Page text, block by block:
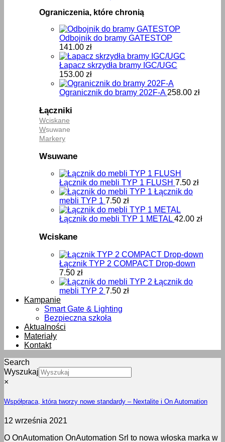
Ograniczenia, które chronią
Odbojnik do bramy GATESTOP
141.00 zł
Łapacz skrzydła bramy IGC/UGC
153.00 zł
Ogranicznik do bramy 202F-A 258.00 zł
Łączniki
Wciskane
Wsuwane
Markery
Wsuwane
Łącznik do mebli TYP 1 FLUSH 7.50 zł
Łącznik do
mebli TYP 1 7.50 zł
Łącznik do mebli TYP 1 METAL 42.00 zł
Wciskane
Łącznik TYP 2 COMPACT Drop-down
7.50 zł
Łącznik do
mebli TYP 2 7.50 zł
Kampanie
Smart Gate & Lighting
Bezpieczna szkoła
Aktualności
Materiały
Kontakt
Search
Wyszukaj
×
Współpraca, która tworzy nowe standardy – Nextalite i On Automation
12 września 2021
O OnAutomation OnAutomation Srl to nowa włoska marka w